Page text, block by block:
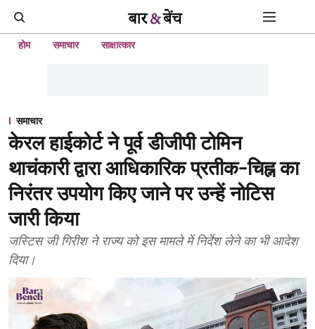
होम समाचार साक्षात्कार
समाचार
केरल हाईकोर्ट ने पूर्व डीजीपी टोमिन
थाचंकारी द्वारा आधिकारिक प्रतीक-चिह्न का
निरंतर उपयोग किए जाने पर उन्हें नोटिस
जारी किया
जस्टिस जी गिरीश ने राज्य को इस मामले में निर्देश लेने का भी आदेश
दिया।